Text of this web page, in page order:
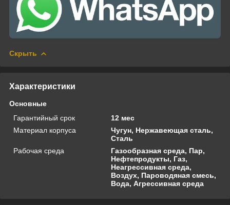
Скрыть
Характеристики
Основные
Гарантийный срок
12 мес
Материал корпуса
Чугун, Нержавеющая сталь,
Сталь
Рабочая среда
Газообразная среда, Пар,
Нефтепродукты, Газ,
Неагрессивная среда,
Воздух, Пароводяная смесь,
Вода, Агрессивная среда